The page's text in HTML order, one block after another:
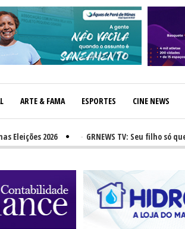
ARTE & FAMA ESPORTES CINE NEWS
2026 - GRNEWS TV: Seu filho só quer